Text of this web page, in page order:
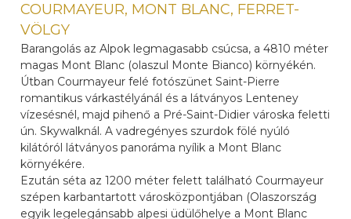
COURMAYEUR, MONT BLANC, FERRET-
VÖLGY
Barangolás az Alpok legmagasabb csúcsa, a 4810 méter
magas Mont Blanc (olaszul Monte Bianco) környékén.
Útban Courmayeur felé fotószünet Saint-Pierre
romantikus várkastélyánál és a látványos Lenteney
vízesésnél, majd pihenő a Pré-Saint-Didier városka feletti
ún. Skywalknál. A vadregényes szurdok fölé nyúló
kilátóról látványos panoráma nyílik a Mont Blanc
környékére.
Ezután séta az 1200 méter felett található Courmayeur
szépen karbantartott városközpontjában (Olaszország
egyik legelegánsabb alpesi üdülőhelye a Mont Blanc